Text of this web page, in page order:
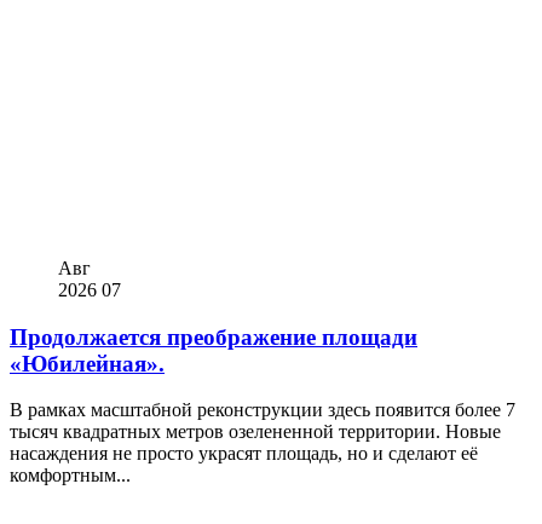
Авг
2026 07
Продолжается преображение площади
«Юбилейная».
В рамках масштабной реконструкции здесь появится более 7
тысяч квадратных метров озелененной территории. Новые
насаждения не просто украсят площадь, но и сделают её
комфортным...